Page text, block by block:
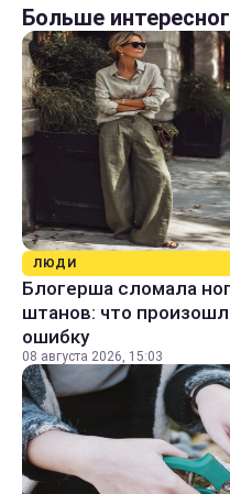
Больше
ЛЮДИ
Блогерша сломала
штанов: что
ошибку
08 августа 2026, 15:03